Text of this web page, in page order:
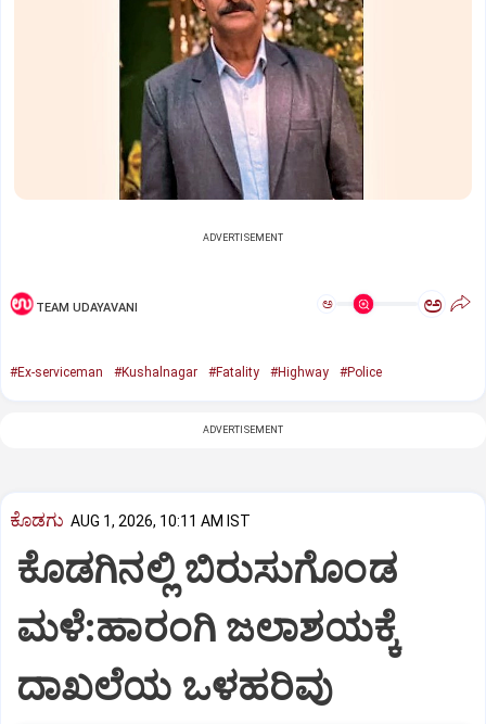
ADVERTISEMENT
TEAM UDAYAVANI ಅ ಅ
#Ex-serviceman #Kushalnagar #Fatality #Highway #Police
ADVERTISEMENT
ಕೊಡಗು AUG 1, 2026, 10:11 AM IST
ಕೊಡಗಿನಲ್ಲಿ ಬಿರುಸುಗೊಂಡ
ಮಳೆ:ಹಾರಂಗಿ ಜಲಾಶಯಕ್ಕೆ
ದಾಖಲೆಯ ಒಳಹರಿವು